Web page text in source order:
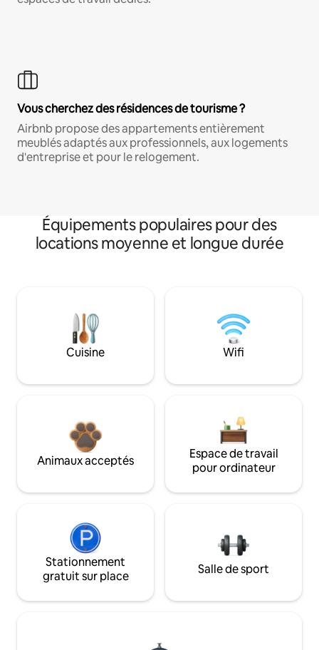
Vous cherchez des résidences de tourisme ?
Airbnb propose des appartements entièrement
meublés adaptés aux professionnels, aux logements
d'entreprise et pour le relogement.
Équipements populaires pour des
locations moyenne et longue durée
Cuisine Wifi
Animaux acceptés
Espace de travail
pour ordinateur
Stationnement
gratuit sur place
Salle de sport